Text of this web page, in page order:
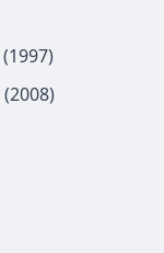
(1997)
(2008)